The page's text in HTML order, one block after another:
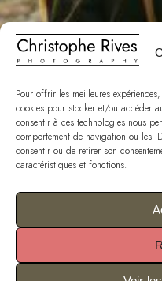
Pour offrir les meilleures
cookies pour stocker et/ou accéder
consentir à ces technologies nous
comportement de navigation ou les
consentir ou de retirer son
caractéristiques et fonctions.
Blacksilver for
photographers. Capture